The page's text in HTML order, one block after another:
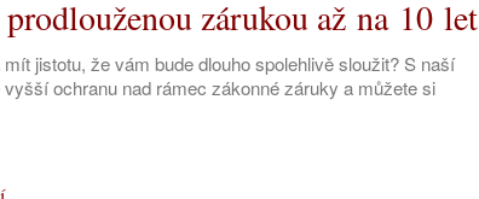
zárukou až na 10 let
jistotu, že vám bude dlouho spolehlivě sloužit? S naší
ochranu nad rámec zákonné záruky a můžete si